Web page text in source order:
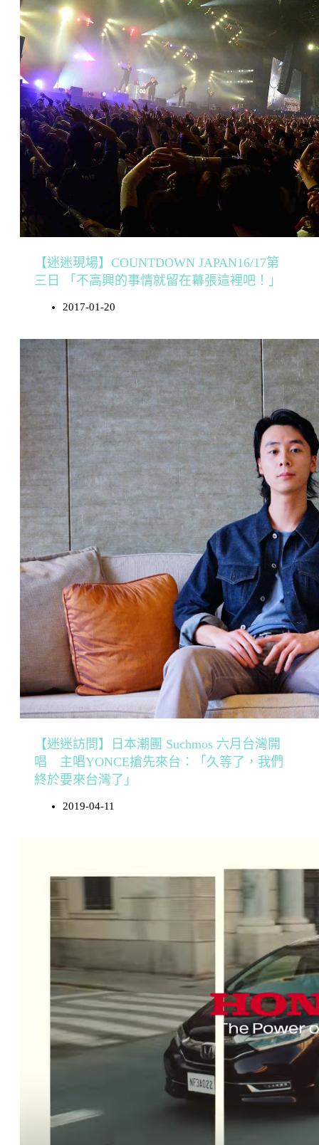
【迷迷現場】COUNTDOWN JAPAN16/17第
三日 「不高興的事情就留在幕張這裡吧！」
2017-01-20
【迷迷訪問】日本潮團 Suchmos 六月台灣開
唱 主唱YONCE搶先來台：「久等了，我們
終於要來台灣了」
2019-04-11